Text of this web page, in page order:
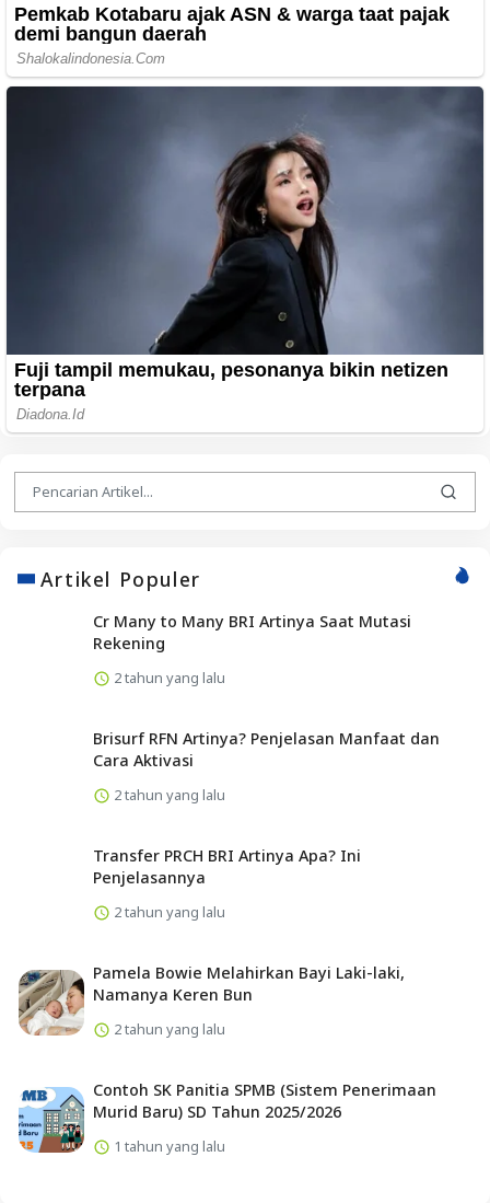
Artikel Populer
Cr Many to Many BRI Artinya Saat Mutasi
Rekening
2 tahun yang lalu
Brisurf RFN Artinya? Penjelasan Manfaat dan
Cara Aktivasi
2 tahun yang lalu
Transfer PRCH BRI Artinya Apa? Ini
Penjelasannya
2 tahun yang lalu
Pamela Bowie Melahirkan Bayi Laki-laki,
Namanya Keren Bun
2 tahun yang lalu
Contoh SK Panitia SPMB (Sistem Penerimaan
Murid Baru) SD Tahun 2025/2026
1 tahun yang lalu